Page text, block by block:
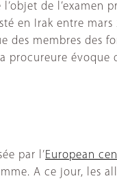
de l’examen
en Irak entre
des membres des
évoque
par l’ European
A ce jour, les